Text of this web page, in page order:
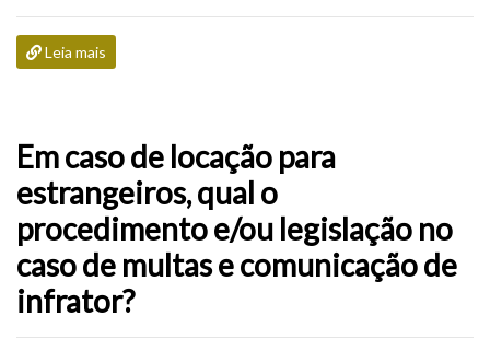
Leia mais
Em caso de locação para
estrangeiros, qual o
procedimento e/ou legislação no
caso de multas e comunicação de
infrator?